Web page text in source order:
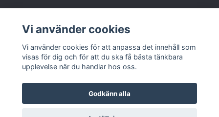
Läs mer
© 2026 Munka Tenn
Vi använder cookies
Vi använder cookies för att anpassa det innehåll som
visas för dig och för att du ska få bästa tänkbara
upplevelse när du handlar hos oss.
Godkänn alla